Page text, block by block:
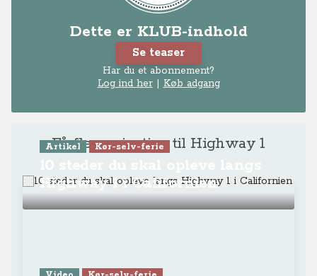
Dette er KLUB-indhold
Se teaser
Har du et abonnement?
Log ind her| Køb adgang
Få flere rejsetips til Highway 1
Artikel Kør-selv-ferie
Highway 1 i Californien